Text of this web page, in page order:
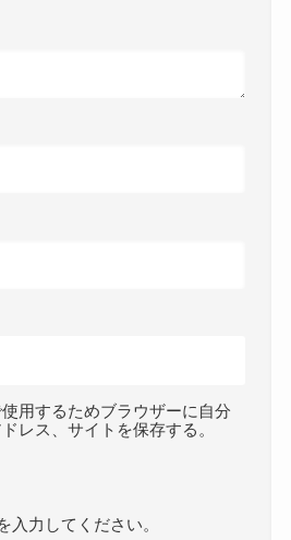
用するためブラウザーに自分
レス、サイトを保存する。
入力してください。